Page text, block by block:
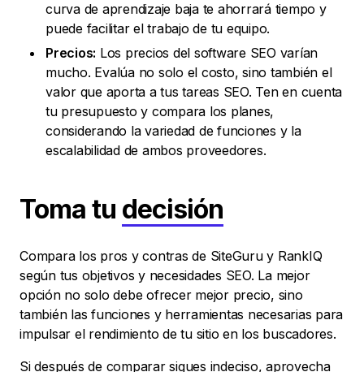
curva de aprendizaje baja te ahorrará tiempo y
puede facilitar el trabajo de tu equipo.
Precios: Los precios del software SEO varían
mucho. Evalúa no solo el costo, sino también el
valor que aporta a tus tareas SEO. Ten en cuenta
tu presupuesto y compara los planes,
considerando la variedad de funciones y la
escalabilidad de ambos proveedores.
Toma tu decisión
Compara los pros y contras de SiteGuru y RankIQ
según tus objetivos y necesidades SEO. La mejor
opción no solo debe ofrecer mejor precio, sino
también las funciones y herramientas necesarias para
impulsar el rendimiento de tu sitio en los buscadores.
Si después de comparar sigues indeciso, aprovecha